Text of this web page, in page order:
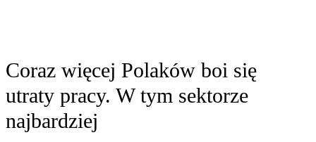
Coraz więcej Polaków boi się
utraty pracy. W tym sektorze
najbardziej